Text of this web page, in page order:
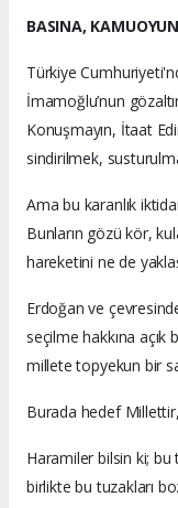
BASINA,
Türkiye
İmamoğlu’nun
Konuşmayın, İtaat
sindirilmek,
Ama bu karanlık
Bunların gözü kör,
hareketini ne de
Erdoğan ve
seçilme hakkına
millete topyekun bir
Burada hedef
Haramiler bilsin ki; bu
birlikte bu tuzakları